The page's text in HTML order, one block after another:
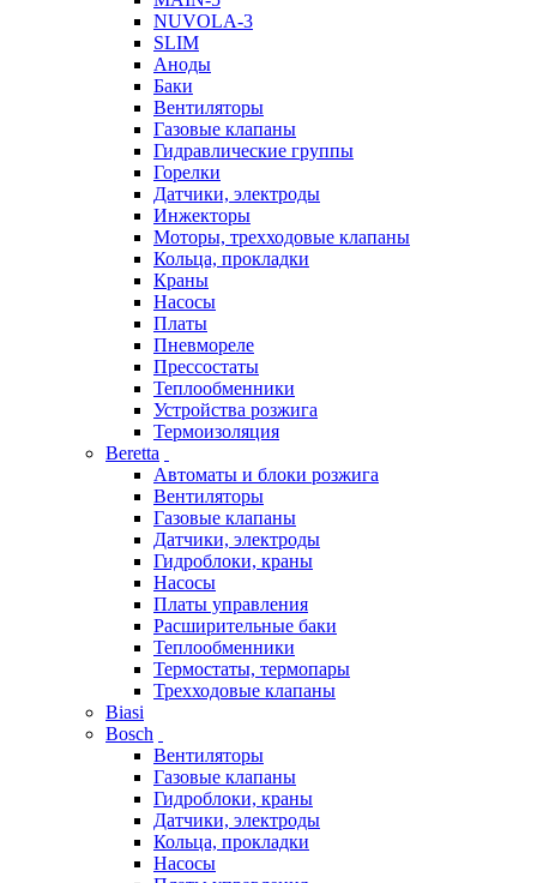
NUVOLA-3
SLIM
Аноды
Баки
Вентиляторы
Газовые клапаны
Гидравлические группы
Горелки
Датчики, электроды
Инжекторы
Моторы, трехходовые клапаны
Кольца, прокладки
Краны
Насосы
Платы
Пневмореле
Прессостаты
Теплообменники
Устройства розжига
Термоизоляция
Beretta
Автоматы и блоки розжига
Вентиляторы
Газовые клапаны
Датчики, электроды
Гидроблоки, краны
Насосы
Платы управления
Расширительные баки
Теплообменники
Термостаты, термопары
Трехходовые клапаны
Biasi
Bosch
Вентиляторы
Газовые клапаны
Гидроблоки, краны
Датчики, электроды
Кольца, прокладки
Насосы